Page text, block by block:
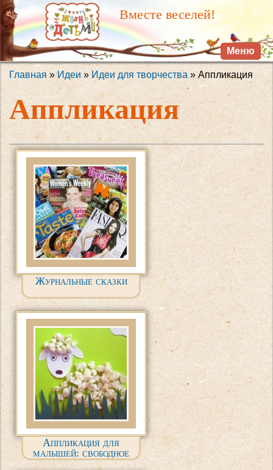
Перейти к
основному
содержанию
Вместе веселей!
Меню
Вы здесь
Главная »Идеи» Идеи для творчества » Аппликация
Аппликация
Журнальные сказки
Аппликация для
малышей: свободное
творчество.